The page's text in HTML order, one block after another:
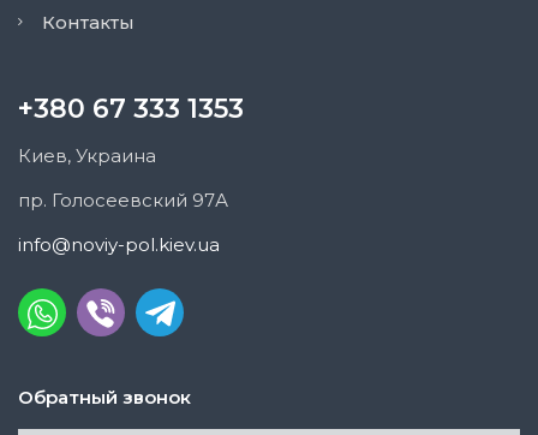
Контакты
+380 67 333 1353
Киев, Украина
пр. Голосеевский 97А
info@noviy-pol.kiev.ua
Обратный звонок